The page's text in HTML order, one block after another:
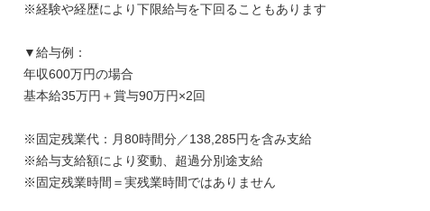
※経験や経歴により下限給与を下回ることもあります
▼給与例：
年収600万円の場合
基本給35万円＋賞与90万円×2回
※固定残業代：月80時間分／138,285円を含み支給
※給与支給額により変動、超過分別途支給
※固定残業時間＝実残業時間ではありません